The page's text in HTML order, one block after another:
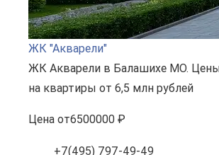
ЖК "Акварели"
ЖК Акварели в Балашихе МО.
на квартиры от 6,5 млн рублей
Цена от6500000 ₽
+7(495) 797-49-49